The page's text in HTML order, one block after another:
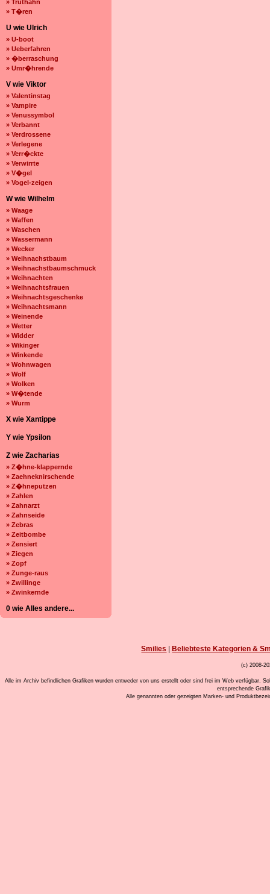
» Truthahn
» T�ren
U wie Ulrich
» U-boot
» Ueberfahren
» �berraschung
» Umr�hrende
V wie Viktor
» Valentinstag
» Vampire
» Venussymbol
» Verbannt
» Verdrossene
» Verlegene
» Verr�ckte
» Verwirrte
» V�gel
» Vogel-zeigen
W wie Wilhelm
» Waage
» Waffen
» Waschen
» Wassermann
» Wecker
» Weihnachstbaum
» Weihnachstbaumschmuck
» Weihnachten
» Weihnachtsfrauen
» Weihnachtsgeschenke
» Weihnachtsmann
» Weinende
» Wetter
» Widder
» Wikinger
» Winkende
» Wohnwagen
» Wolf
» Wolken
» W�tende
» Wurm
X wie Xantippe
Y wie Ypsilon
Z wie Zacharias
» Z�hne-klappernde
» Zaehneknirschende
» Z�hneputzen
» Zahlen
» Zahnarzt
» Zahnseide
» Zebras
» Zeitbombe
» Zensiert
» Ziegen
» Zopf
» Zunge-raus
» Zwillinge
» Zwinkernde
0 wie Alles andere...
Smilies Beliebteste Kategorien &
(c) 2008-
Alle im Archiv befindlichen Grafiken wurden entweder von uns erstellt oder sind frei im Web verfügbar.
entsprechende
Alle genannten oder gezeigten Marken- und